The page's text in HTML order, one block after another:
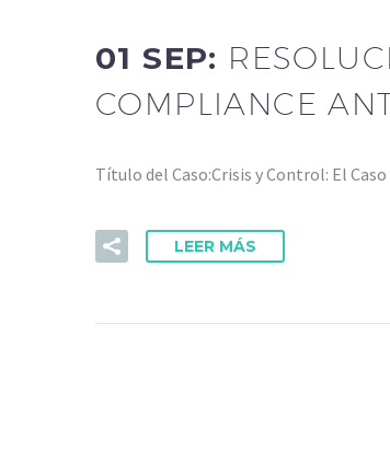
01 SEP:
COMPLIANCE
Título del Caso:Crisis y Control: El
LEER MÁS